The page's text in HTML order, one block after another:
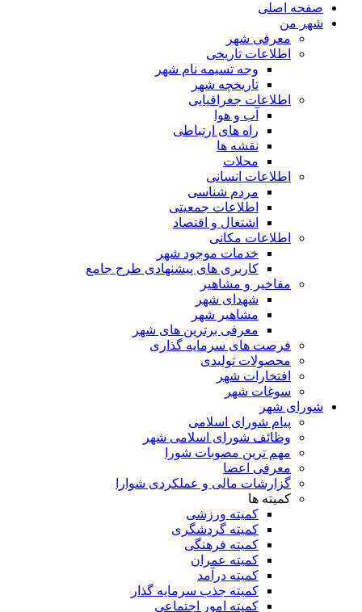
صفحه اصلی
شهر من
معرفی شهر
اطلاعات تاریخی
وجه تسیمه نام شهر
تاریخچه شهر
اطلاعات جغرافیایی
آب و هوا
راه های ارتباطی
نقشه ها
محلات
اطلاعات انسانی
مردم شناسی
اطلاعات جمعیتی
اشتغال و اقتصاد
اطلاعات مکانی
خدمات موجود شهر
کاربری های پیشنهادی طرح جامع
مفاخیر و مشاهیر
شهدای شهر
مشاهیر شهر
معرفی برترین های شهر
فرصت های سرمایه گذاری
محصولات تولیدی
افتخارات شهر
سوغات شهر
شورای شهر
پیام شورای اسلامی
وظائف شورای اسلامی شهر
مهم ترین مصوبات شورا
معرفی اعضا
گزارشات مالی و عملکردی شوارا
کمیته ها
کمیته ورزشی
کمیته گردشگری
کمیته فرهنگی
کمیته عمران
کمیته درآمد
کمیته جذب سرمایه گذار
کمیته امور اجتماعی